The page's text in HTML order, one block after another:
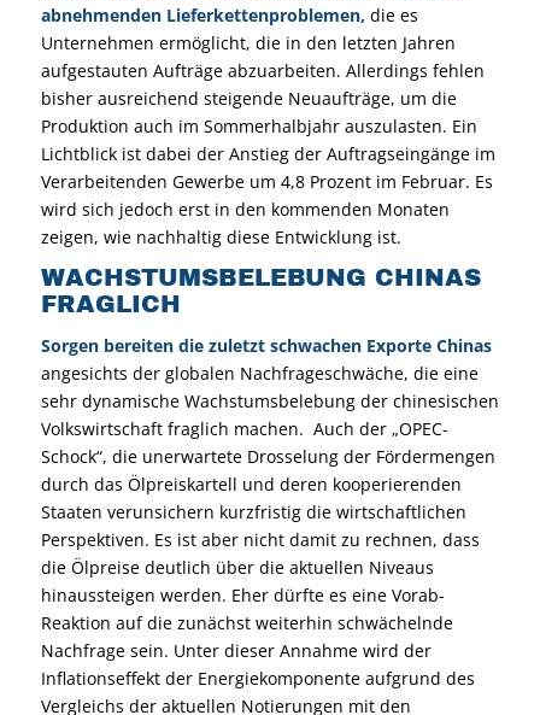
abnehmenden Lieferkettenproblemen, die es
Unternehmen ermöglicht, die in den letzten Jahren
aufgestauten Aufträge abzuarbeiten. Allerdings fehlen
bisher ausreichend steigende Neuaufträge, um die
Produktion auch im Sommerhalbjahr auszulasten. Ein
Lichtblick ist dabei der Anstieg der Auftragseingänge im
Verarbeitenden Gewerbe um 4,8 Prozent im Februar. Es
wird sich jedoch erst in den kommenden Monaten
zeigen, wie nachhaltig diese Entwicklung ist.
WACHSTUMSBELEBUNG CHINAS
FRAGLICH
Sorgen bereiten die zuletzt schwachen Exporte Chinas
angesichts der globalen Nachfrageschwäche, die eine
sehr dynamische Wachstumsbelebung der chinesischen
Volkswirtschaft fraglich machen. Auch der „OPEC-
Schock“, die unerwartete Drosselung der Fördermengen
durch das Ölpreiskartell und deren kooperierenden
Staaten verunsichern kurzfristig die wirtschaftlichen
Perspektiven. Es ist aber nicht damit zu rechnen, dass
die Ölpreise deutlich über die aktuellen Niveaus
hinaussteigen werden. Eher dürfte es eine Vorab-
Reaktion auf die zunächst weiterhin schwächelnde
Nachfrage sein. Unter dieser Annahme wird der
Inflationseffekt der Energiekomponente aufgrund des
Vergleichs der aktuellen Notierungen mit den